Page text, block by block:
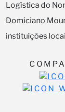
Logística do
Domiciano
instituições